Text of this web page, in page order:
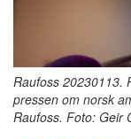
Raufoss 20230113.
pressen om norsk
Raufoss. Foto: Geir